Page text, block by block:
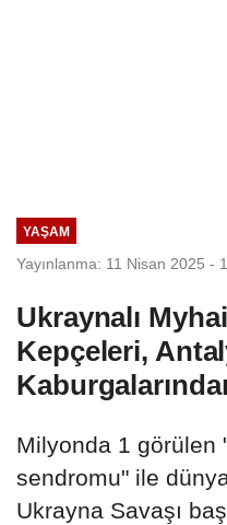
YAŞAM
Yayınlanma: 11 Nisan 2025 -
Ukraynalı
Kepçeleri,
Milyonda 1 görülen
sendromu" ile
Ukrayna Savaşı